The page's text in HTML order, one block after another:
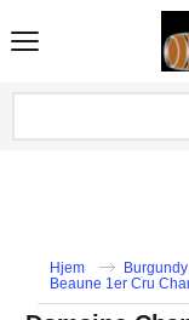
Hjem Burgundy
Beaune 1er Cru